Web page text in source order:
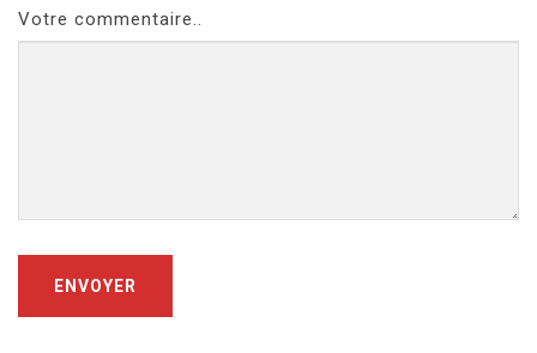
Votre commentaire..
ENVOYER